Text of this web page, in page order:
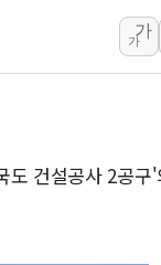
김민석, 강원·대
[속보] 민주, 강원
[속보] 민주, 경북
정재헌 CEO, SKT
가
가
도 건설공사 2공구'